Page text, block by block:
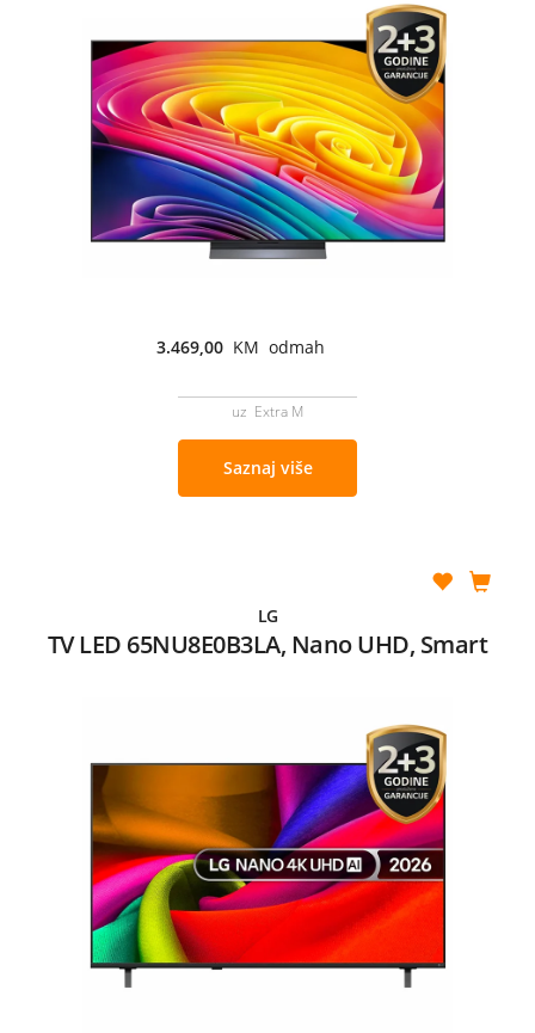
3.469,00 KM odmah
uz Extra M
Saznaj više
LG
TV LED 65NU8E0B3LA, Nano UHD, Smart